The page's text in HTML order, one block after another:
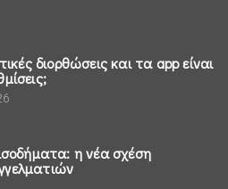
διορθώσεις και τα app είναι
η νέα σχέση